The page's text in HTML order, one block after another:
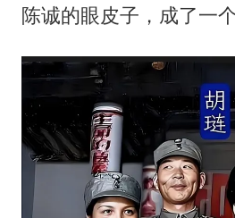
陈诚的眼皮子，成了一